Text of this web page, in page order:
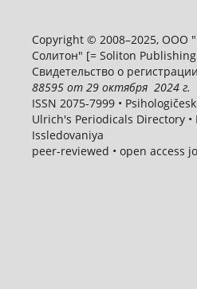
Copyright © 2008–2025, ООО
Солитон" [= Soliton
Свидетельство о
88595от 29 октября 2024 г.
ISSN 2075-7999 •
Ulrich's Periodicals Directory •
Issledovaniya
peer-reviewed • open access